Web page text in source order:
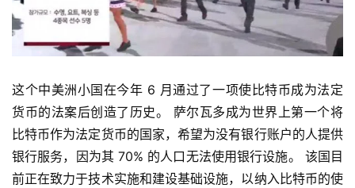
这个中美洲小国在今年 6 月通过了一项使比特币成为法定
货币的法案后创造了历史。 萨尔瓦多成为世界上第一个将
比特币作为法定货币的国家，希望为没有银行账户的人提供
银行服务，因为其 70% 的人口无法使用银行设施。 该国目
前正在致力于技术实施和建设基础设施，以纳入比特币的使